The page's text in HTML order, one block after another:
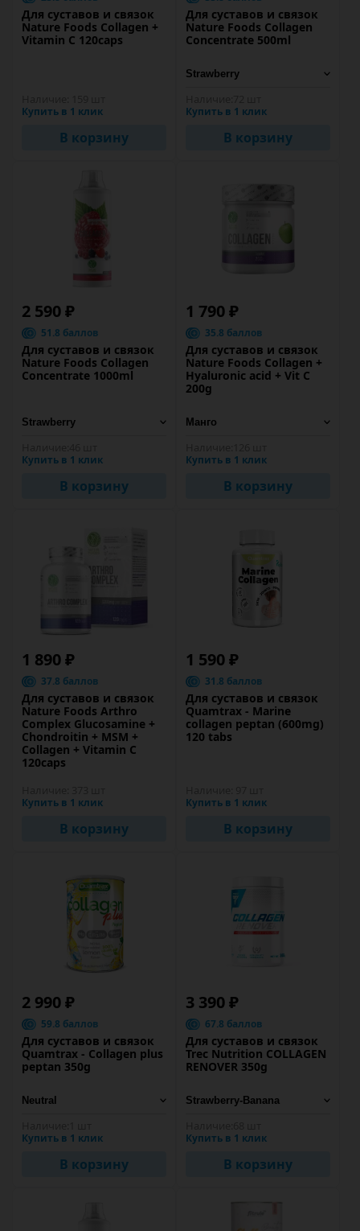
Для суставов и связок
Nature Foods Collagen +
Vitamin C 120caps
Купить в 1 клик
В корзину
Для суставов и связок
Nature Foods Collagen
Concentrate 500ml
Купить в 1 клик
В корзину
2 590 ₽
51.8 баллов
Для суставов и связок
Nature Foods Collagen
Concentrate 1000ml
Купить в 1 клик
В корзину
1 790 ₽
35.8 баллов
Для суставов и связок
Nature Foods Collagen +
Hyaluronic acid + Vit C
200g
Купить в 1 клик
В корзину
1 890 ₽
37.8 баллов
Для суставов и связок
Nature Foods Arthro
Complex Glucosamine +
Chondroitin + MSM +
Collagen + Vitamin C
120caps
Купить в 1 клик
В корзину
1 590 ₽
31.8 баллов
Для суставов и связок
Quamtrax - Marine
collagen peptan (600mg)
120 tabs
Купить в 1 клик
В корзину
2 990 ₽
59.8 баллов
Для суставов и связок
Quamtrax - Collagen plus
peptan 350g
Купить в 1 клик
В корзину
3 390 ₽
67.8 баллов
Для суставов и связок
Trec Nutrition COLLAGEN
RENOVER 350g
Купить в 1 клик
В корзину